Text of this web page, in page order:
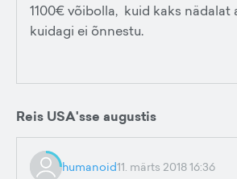
1100€ võibolla, kuid kaks nädalat
kuidagi ei õnnestu.
Reis USA'sse augustis
humanoid11. märts 2018 16:36